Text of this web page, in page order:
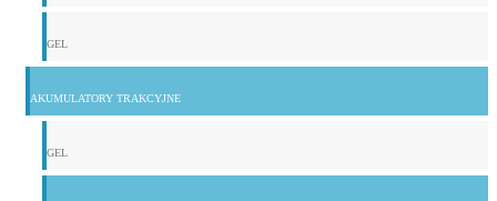
GEL
AKUMULATORY TRAKCYJNE
GEL